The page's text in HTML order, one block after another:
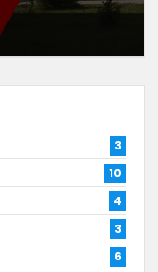
3
10
4
3
6